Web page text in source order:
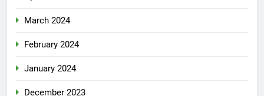
March 2024
February 2024
January 2024
December 2023